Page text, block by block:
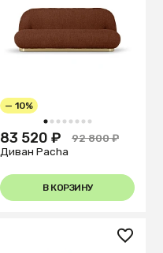
1 2 3 4 5 6 7 8
— 10%
83 520 ₽
92 800 ₽
Диван Pacha
В КОРЗИНУ